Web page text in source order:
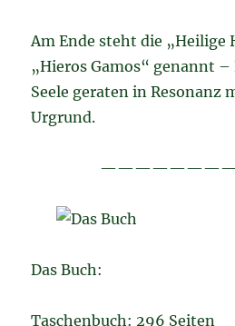
Am Ende steht die „Heilige
„Hieros Gamos“ genannt
Seele geraten in Resonanz
Urgrund.
Das Buch:
Taschenbuch: 296 Seiten